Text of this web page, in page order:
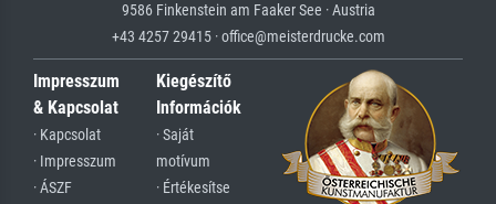
9586 Finkenstein am Faaker See · Austria
+43 4257 29415 · office@meisterdrucke.com
Impresszum
& Kapcsolat
· Kapcsolat
· Impresszum
· ÁSZF
Kiegészítő
Információk
· Saját
motívum
· Értékesítse